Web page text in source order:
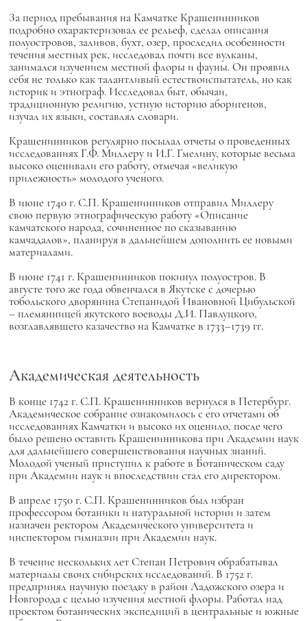
За период пребывания на Камчатке Крашенинников
подробно охарактеризовал ее рельеф, сделал описания
полуостровов, заливов, бухт, озер, проследил особенности
течения местных рек, исследовал почти все вулканы,
занимался изучением местной флоры и фауны. Он проявил
себя не только как талантливый естествоиспытатель, но как
историк и этнограф. Исследовал быт, обычаи,
традиционную религию, устную историю аборигенов,
изучал их языки, составлял словари.
Крашенинников регулярно посылал отчеты о проведенных
исследованиях Г.Ф. Миллеру и И.Г. Гмелину, которые весьма
высоко оценивали его работу, отмечая «великую
прилежность» молодого ученого.
В июне 1740 г. С.П. Крашенинников отправил Миллеру
свою первую этнографическую работу «Описание
камчатского народа, сочиненное по сказыванию
камчадалов», планируя в дальнейшем дополнить ее новыми
материалами.
В июне 1741 г. Крашенинников покинул полуостров. В
августе того же года обвенчался в Якутске с дочерью
тобольского дворянина Степанидой Ивановной Цибульской
– племянницей якутского воеводы Д.И. Павлуцкого,
возглавлявшего казачество на Камчатке в 1733–1739 гг.
Академическая деятельность
В конце 1742 г. С.П. Крашенинников вернулся в Петербург.
Академическое собрание ознакомилось с его отчетами об
исследованиях Камчатки и высоко их оценило, после чего
было решено оставить Крашенинникова при Академии наук
для дальнейшего совершенствования научных знаний.
Молодой ученый приступил к работе в Ботаническом саду
при Академии наук и впоследствии стал его директором.
В апреле 1750 г. С.П. Крашенинников был избран
профессором ботаники и натуральной истории и затем
назначен ректором Академического университета и
инспектором гимназии при Академии наук.
В течение нескольких лет Степан Петрович обрабатывал
материалы своих сибирских исследований. В 1752 г.
предпринял научную поездку в район Ладожского озера и
Новгорода с целью изучения местной флоры. Работал над
проектом ботанических экспедиций в центральные и южные